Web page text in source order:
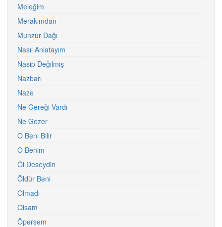
Meleğim
Merakımdan
Munzur Dağı
Nasıl Anlatayım
Nasip Değilmiş
Nazbarı
Naze
Ne Gereği Vardı
Ne Gezer
O Beni Bilir
O Benim
Öl Deseydin
Öldür Beni
Olmadı
Olsam
Öpersem